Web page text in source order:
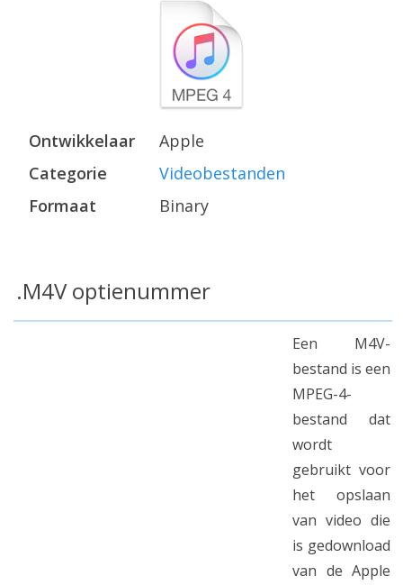
Ontwikkelaar
Apple
Categorie
Videobestanden
Formaat
Binary
.M4V optienummer
Een M4V-
bestand is een
MPEG-4-
bestand dat
wordt
gebruikt voor
het opslaan
van video die
is gedownload
van de Apple